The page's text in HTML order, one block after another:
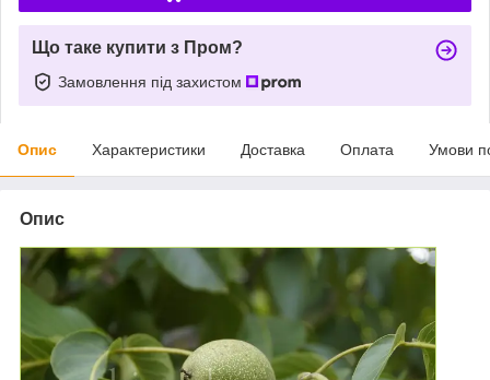
Що таке купити з Пром?
Замовлення під захистом
Опис Характеристики Доставка Оплата Умови
Опис